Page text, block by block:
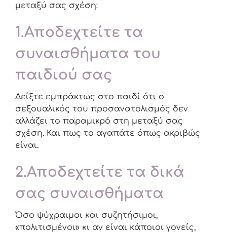
μεταξύ σας σχέση:
1.Αποδεχτείτε τα
συναισθήματα του
παιδιού σας
Δείξτε εμπράκτως στο παιδί ότι ο
σεξουαλικός του προσανατολισμός δεν
αλλάζει το παραμικρό στη μεταξύ σας
σχέση. Και πως το αγαπάτε όπως ακριβώς
είναι.
2.Αποδεχτείτε τα δικά
σας συναισθήματα
Όσο ψύχραιμοι και συζητήσιμοι,
«πολιτισμένοι» κι αν είναι κάποιοι γονείς,